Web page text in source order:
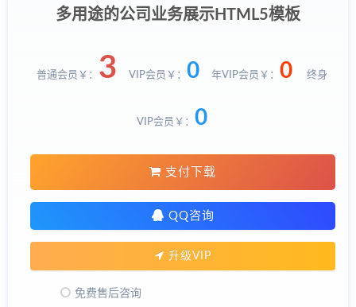
多用途的公司业务展示HTML5模板
普通会员￥： 3 VIP会员￥： 0 年VIP会员￥： 0 终身
VIP会员￥： 0
支付下载
QQ咨询
升级VIP
免费售后咨询